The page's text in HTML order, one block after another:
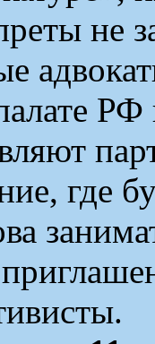
не
РФ
где